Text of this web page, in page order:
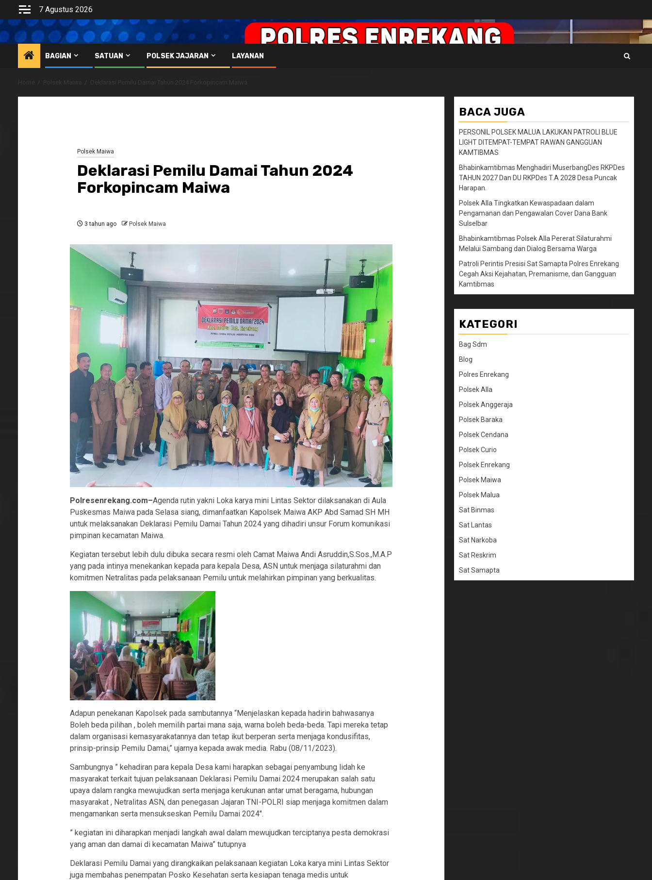
content
7 Agustus 2026
BAGIAN SATUAN POLSEK JAJARAN LAYANAN
Polsek Maiwa
Deklarasi Pemilu Damai Tahun 2024
Forkopincam Maiwa
3 tahun ago Polsek Maiwa
Polresenrekang.com–Agenda rutin yakni Loka karya mini Lintas Sektor dilaksanakan di Aula
Puskesmas Maiwa pada Selasa siang, dimanfaatkan Kapolsek Maiwa AKP Abd Samad SH MH
untuk melaksanakan Deklarasi Pemilu Damai Tahun 2024 yang dihadiri unsur Forum komunikasi
pimpinan kecamatan Maiwa.
Kegiatan tersebut lebih dulu dibuka secara resmi oleh Camat Maiwa Andi Asruddin,S.Sos.,M.A.P
yang pada intinya menekankan kepada para kepala Desa, ASN untuk menjaga silaturahmi dan
komitmen Netralitas pada pelaksanaan Pemilu untuk melahirkan pimpinan yang berkualitas.
Adapun penekanan Kapolsek pada sambutannya “Menjelaskan kepada hadirin bahwasanya
Boleh beda pilihan , boleh memilih partai mana saja, warna boleh beda-beda. Tapi mereka tetap
dalam organisasi kemasyarakatannya dan tetap ikut berperan serta menjaga kondusifitas,
prinsip-prinsip Pemilu Damai,” ujarnya kepada awak media. Rabu (08/11/2023).
Sambungnya ” kehadiran para kepala Desa kami harapkan sebagai penyambung lidah ke
masyarakat terkait tujuan pelaksanaan Deklarasi Pemilu Damai 2024 merupakan salah satu
upaya dalam rangka mewujudkan serta menjaga kerukunan antar umat beragama, hubungan
masyarakat , Netralitas ASN, dan penegasan Jajaran TNI-POLRI siap menjaga komitmen dalam
mengamankan serta mensukseskan Pemilu Damai 2024″.
” kegiatan ini diharapkan menjadi langkah awal dalam mewujudkan terciptanya pesta demokrasi
yang aman dan damai di kecamatan Maiwa” tutupnya
Deklarasi Pemilu Damai yang dirangkaikan pelaksanaan kegiatan Loka karya mini Lintas Sektor
juga membahas penempatan Posko Kesehatan serta kesiapan tenaga medis untuk
BACA JUGA
PERSONIL POLSEK MALUA LAKUKAN PATROLI BLUE
LIGHT DITEMPAT-TEMPAT RAWAN GANGGUAN
KAMTIBMAS
Bhabinkamtibmas Menghadiri MuserbangDes RKPDes
TAHUN 2027 Dan DU RKPDes T.A 2028 Desa Puncak
Harapan.
Polsek Alla Tingkatkan Kewaspadaan dalam
Pengamanan dan Pengawalan Cover Dana Bank
Sulselbar
Bhabinkamtibmas Polsek Alla Pererat Silaturahmi
Melalui Sambang dan Dialog Bersama Warga
Patroli Perintis Presisi Sat Samapta Polres Enrekang
Cegah Aksi Kejahatan, Premanisme, dan Gangguan
Kamtibmas
KATEGORI
Bag Sdm
Blog
Polres Enrekang
Polsek Alla
Polsek Anggeraja
Polsek Baraka
Polsek Cendana
Polsek Curio
Polsek Enrekang
Polsek Maiwa
Polsek Malua
Sat Binmas
Sat Lantas
Sat Narkoba
Sat Reskrim
Sat Samapta